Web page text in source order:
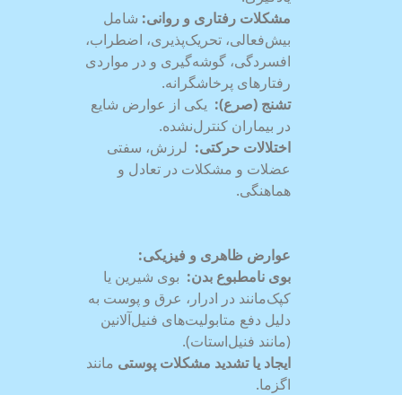
مشکلات رفتاری و روانی: شامل
بیش‌فعالی، تحریک‌پذیری، اضطراب،
افسردگی، گوشه‌گیری و در مواردی
رفتارهای پرخاشگرانه.
تشنج (صرع): یکی از عوارض شایع
در بیماران کنترل‌نشده.
اختلالات حرکتی: لرزش، سفتی
عضلات و مشکلات در تعادل و
هماهنگی.
عوارض ظاهری و فیزیکی:
بوی نامطبوع بدن: بوی شیرین یا
کپک‌مانند در ادرار، عرق و پوست به
دلیل دفع متابولیت‌های فنیل‌آلانین
(مانند فنیل‌استات).
ایجاد یا تشدید مشکلات پوستی مانند
اگزما.